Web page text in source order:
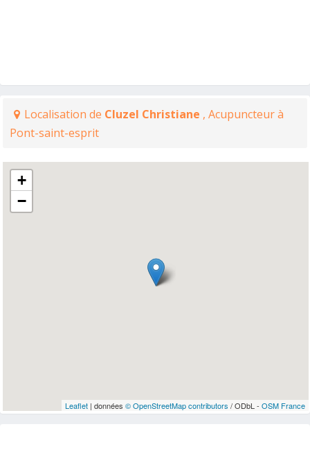
Localisation de Cluzel Christiane , Acupuncteur à
Pont-saint-esprit
+
−
Leaflet| données © OpenStreetMap contributors / ODbL - OSM France